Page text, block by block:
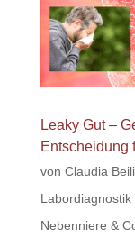
Leaky Gut –
Entscheidung
von Claudia
Nebenniere &